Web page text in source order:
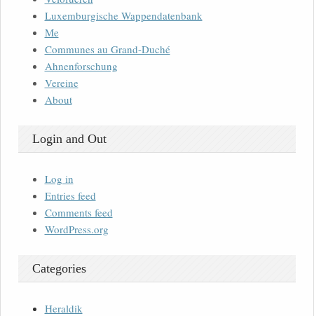
Luxemburgische Wappendatenbank
Me
Communes au Grand-Duché
Ahnenforschung
Vereine
About
Login and Out
Log in
Entries feed
Comments feed
WordPress.org
Categories
Heraldik